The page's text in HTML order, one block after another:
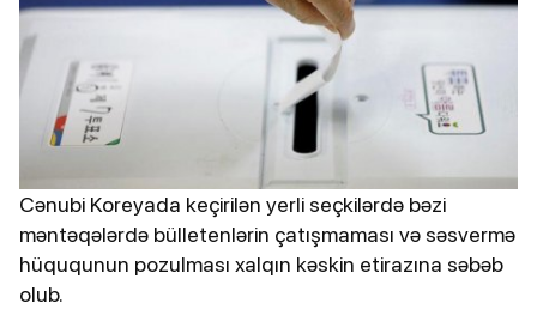
Cənubi Koreyada keçirilən yerli seçkilərdə bəzi
məntəqələrdə bülletenlərin çatışmaması və səsvermə
hüququnun pozulması xalqın kəskin etirazına səbəb
olub.